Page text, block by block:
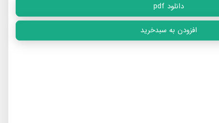
دانلود pdf
افزودن به سبدخرید